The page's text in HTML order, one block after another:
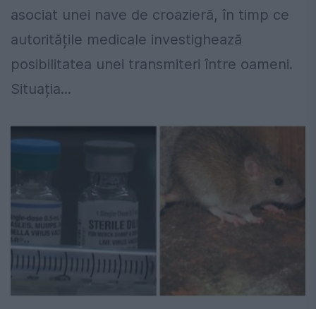
asociat unei nave de croazieră, în timp ce
autoritățile medicale investighează
posibilitatea unei transmiteri între oameni.
Situația...